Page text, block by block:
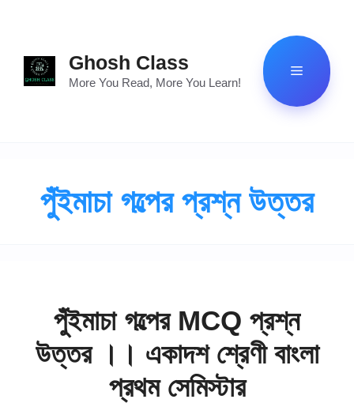
content
Ghosh Class
More You Read, More You Learn!
Menu
পুঁইমাচা গল্পের প্রশ্ন উত্তর
পুঁইমাচা গল্পের MCQ প্রশ্ন
উত্তর ।। একাদশ শ্রেণী বাংলা
প্রথম সেমিস্টার